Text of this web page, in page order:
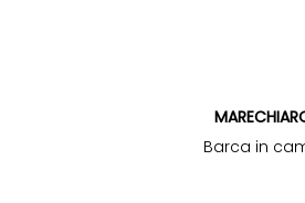
Barca in